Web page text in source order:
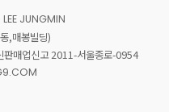
JUNGMIN
,매봉빌딩)
매업신고 2011-서울종로-0954